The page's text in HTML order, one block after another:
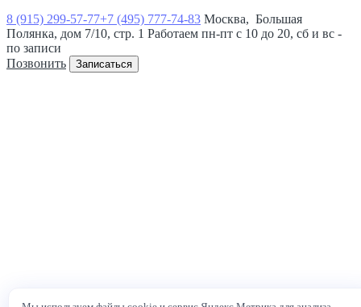
8 (915) 299-57-77+7 (495) 777-74-83 Москва, Большая
Полянка, дом 7/10, стр. 1 Работаем пн-пт с 10 до 20, сб и вс -
по записи
Позвонить
Записаться